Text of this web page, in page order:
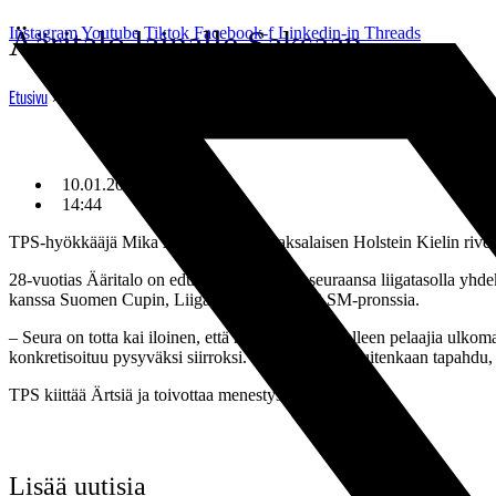
Mene
sisältöön
InstagramYoutube Tiktok Facebook-f Linkedin-in Threads
Ääritalo lainalle Saksaan
Etusivu»
10.01.2014
14:44
TPS-hyökkääjä Mika Ääritalo siirtyy saksalaisen Holstein Kielin
28-vuotias Ääritalo on edustanut kasvattajaseuraansa liigatasolla
kanssa Suomen Cupin, Liigacupin sekä neljä SM-pronssia.
– Seura on totta kai iloinen, että meiltä siirtyy edelleen pelaajia
konkretisoituu pysyväksi siirroksi. Mikäli näin ei kuitenkaan
TPS kiittää Ärtsiä ja toivottaa menestystä tulevaan!
Lisää uutisia